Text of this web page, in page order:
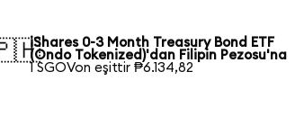
iShares 0-3 Month Treasury Bond ETF
(Ondo Tokenized)'dan Filipin Pezosu'na
1 SGOVon eşittir ₱6.134,82